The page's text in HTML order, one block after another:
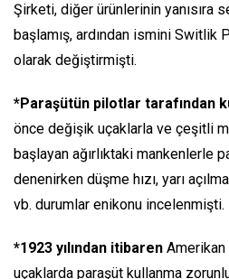
Şirketi, diğer ürünlerinin yanısıra
başlamış, ardından ismini Switlik
olarak değiştirmişti.
*Paraşütün pilotlar tarafından
önce değişik uçaklarla ve çeşitli
başlayan ağırlıktaki mankenlerle
denenirken düşme hızı, yarı
vb. durumlar enikonu incelenmişti.
*1923 yılından itibaren
uçaklarda paraşüt kullanma